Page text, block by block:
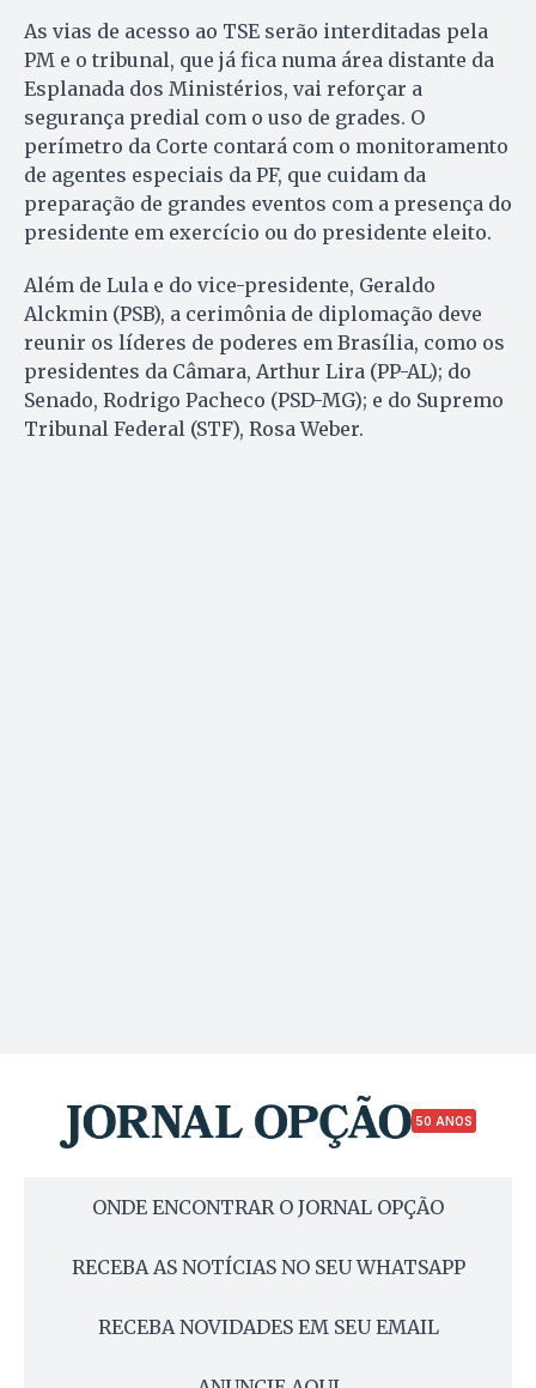
As vias de acesso ao TSE serão interditadas pela
PM e o tribunal, que já fica numa área distante da
Esplanada dos Ministérios, vai reforçar a
segurança predial com o uso de grades. O
perímetro da Corte contará com o monitoramento
de agentes especiais da PF, que cuidam da
preparação de grandes eventos com a presença do
presidente em exercício ou do presidente eleito.
Além de Lula e do vice-presidente, Geraldo
Alckmin (PSB), a cerimônia de diplomação deve
reunir os líderes de poderes em Brasília, como os
presidentes da Câmara, Arthur Lira (PP-AL); do
Senado, Rodrigo Pacheco (PSD-MG); e do Supremo
Tribunal Federal (STF), Rosa Weber.
50 ANOS
ONDE ENCONTRAR O JORNAL OPÇÃO
RECEBA AS NOTÍCIAS NO SEU WHATSAPP
RECEBA NOVIDADES EM SEU EMAIL